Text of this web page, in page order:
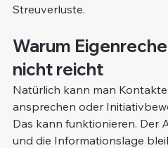
Streuverluste.
Warum
nicht reicht
Natürlich kann man
ansprechen oder
Das kann funktionieren. Der
und die Informationslage